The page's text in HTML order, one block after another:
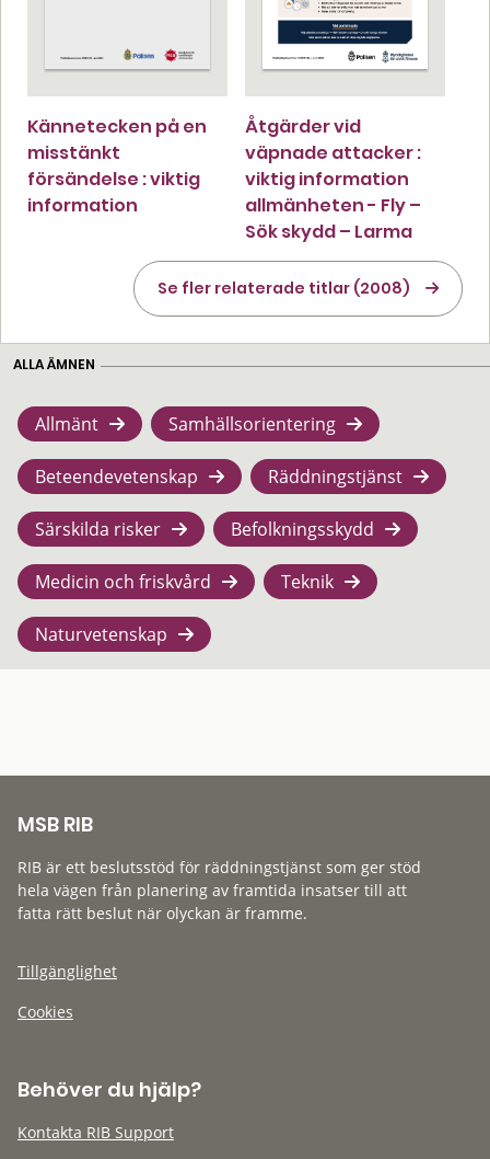
Kännetecken på en
misstänkt
försändelse : viktig
information
Åtgärder vid
väpnade attacker :
viktig information
allmänheten - Fly –
Sök skydd – Larma
Se fler relaterade titlar (2008)
ALLA ÄMNEN
Allmänt Samhällsorientering
Beteendevetenskap Räddningstjänst
Särskilda risker Befolkningsskydd
Medicin och friskvård Teknik
Naturvetenskap
MSB RIB
RIB är ett beslutsstöd för räddningstjänst som ger stöd
hela vägen från planering av framtida insatser till att
fatta rätt beslut när olyckan är framme.
Tillgänglighet
Cookies
Behöver du hjälp?
Kontakta RIB Support